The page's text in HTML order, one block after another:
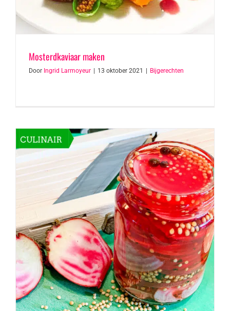
Mosterdkaviaar maken
Door Ingrid Larmoyeur 13 oktober 2021 Bijgerechten